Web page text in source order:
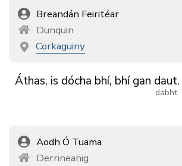
Breandán Feiritéar
Dunquin
Corkaguiny
Áthas, is dócha bhí, bhí gan daut.
dabht.
Aodh Ó Tuama
Derrineanig